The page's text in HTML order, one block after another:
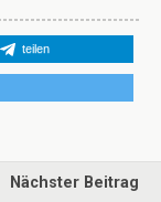
teilen
Nächster Beitrag